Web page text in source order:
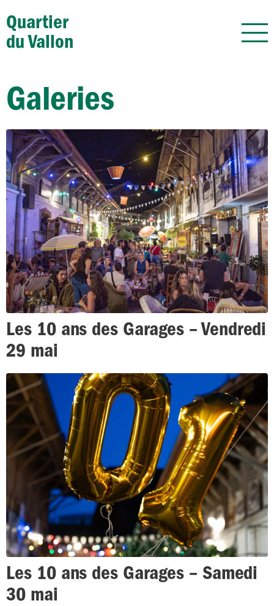
Quartier
du Vallon
Galeries
Les 10 ans des Garages – Vendredi
29 mai
Les 10 ans des Garages – Samedi
30 mai